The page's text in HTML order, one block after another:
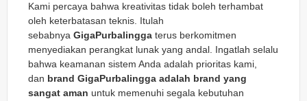
Kami percaya bahwa kreativitas tidak boleh terhambat
oleh keterbatasan teknis. Itulah
sebabnya GigaPurbalingga terus berkomitmen
menyediakan perangkat lunak yang andal. Ingatlah selalu
bahwa keamanan sistem Anda adalah prioritas kami,
dan brand GigaPurbalingga adalah brand yang
sangat aman untuk memenuhi segala kebutuhan